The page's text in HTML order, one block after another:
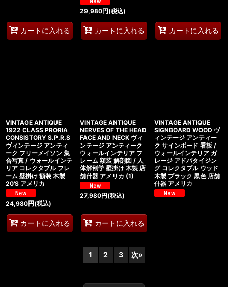
カートに入れる
29,980円(税込)
カートに入れる カートに入れる
VINTAGE ANTIQUE
1922 CLASS PRORIA
CONSISTORY S.P.R.S
ヴィンテージ アンティ
ーク フリーメイソン 集
合写真 / ウォールインテ
リア コレクタブル フレ
ーム 壁掛け 額装 木製
20'S アメリカ
24,980円(税込)
カートに入れる
VINTAGE ANTIQUE
NERVES OF THE HEAD
FACE AND NECK ヴィ
ンテージ アンティーク
ウォールインテリア フ
レーム 額装 解剖図 / 人
体解剖学 壁掛け 木製 店
舗什器 アメリカ (1)
27,980円(税込)
カートに入れる
VINTAGE ANTIQUE
SIGNBOARD WOOD ヴ
ィンテージ アンティー
ク サインボード 看板 /
ウォールインテリア ガ
レージ アドバタイジン
グ コレクタブル ウッド
木製 ブラック 黒色 店舗
什器 アメリカ
1 2 3 次»